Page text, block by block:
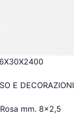
E DECORAZIONI
mm. 8x2,5